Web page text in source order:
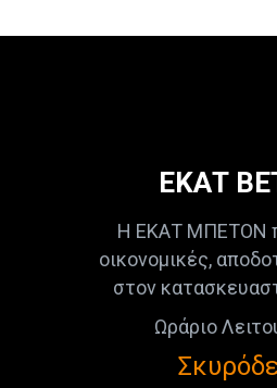
ΕΚΑΤ
Η ΕΚΑΤ ΜΠΕΤΟΝ
οικονομικές,
στον
Ωράριο